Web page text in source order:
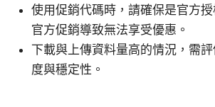
使用促銷代碼時，請確保是官方
官方促銷導致無法享受優惠。
下載與上傳資料量高的情況，需
度與穩定性。